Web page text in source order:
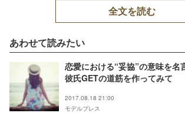
全文を読む
あわせて読みたい
恋愛における“妥協”の意味を
彼氏GETの道筋を作ってみて
2017.08.18 21:00
モデルプレス